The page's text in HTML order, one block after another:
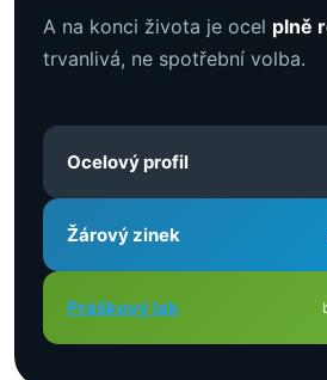
A na konci života je ocel plně
trvanlivá, ne spotřební volba.
Ocelový profil
Žárový zinek
Práškový lak